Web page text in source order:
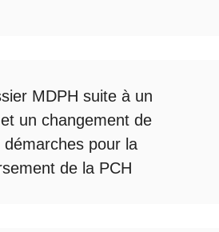
MDPH suite à un
un changement de
pour la
de la PCH